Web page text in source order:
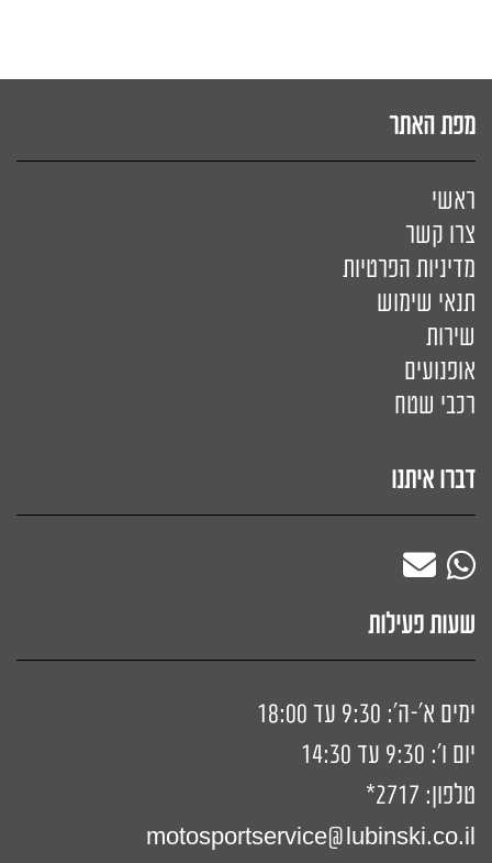
מפת האתר
ראשי
צרו קשר
מדיניות הפרטיות
תנאי שימוש
שירות
אופנועים
רכבי שטח
דברו איתנו
שעות פעילות
ימים א'-ה': 9:30 עד 18:00
יום ו': 9:30 עד 14:30
טלפון: 2717*
motosportservice@lubinski.co.il